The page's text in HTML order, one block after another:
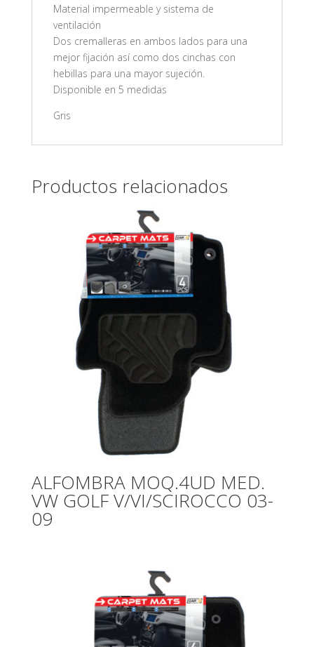
Material impermeable y sistema de
ventilación
Dos cremalleras en ambos lados para una
mejor fijación así como dos cinchas con
hebillas para una mayor sujeción.
Disponible en 5 medidas
Gris
Productos relacionados
ALFOMBRA MOQ.4UD MED.
VW GOLF V/VI/SCIROCCO 03-
09